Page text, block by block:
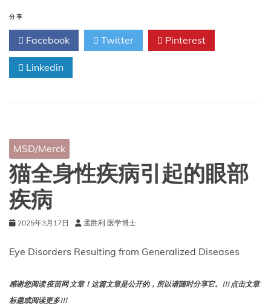
细
胞
减
分享
Facebook Twitter Pinterest
Linkedin
MSD/Merck
猫全身性疾病引起的眼部
疾病
2025年3月17日 孟胜利 医学博士
Eye Disorders Resulting from Generalized Diseases
感谢您阅读 疫苗网 文章！这篇文章是公开的，所以请随时分享它。!!! 点击文章
标题或阅读更多!!!